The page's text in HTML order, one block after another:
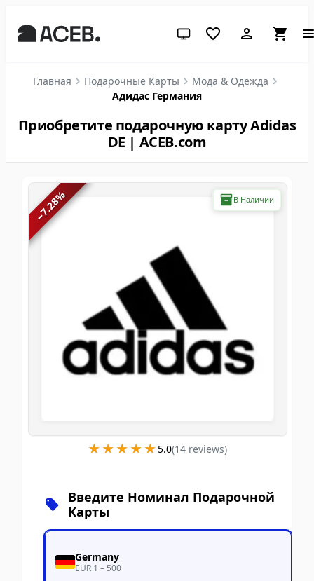
Системная тема (нажмите
Главная Подарочные Карты
Мода & Одежда
Адидас Германия
Приобретите подарочную карту Adidas
DE | ACEB.com
В Наличии
−
7.28
%
★★★★★
★★★★★5.0(14reviews)
Введите Номинал Подарочной
Карты
Germany
EUR 1 – 500